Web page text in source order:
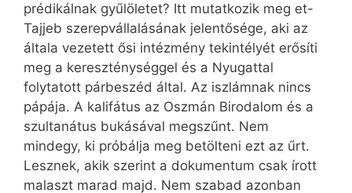
prédikálnak gyűlöletet? Itt mutatkozik meg et-
Tajjeb szerepvállalásának jelentősége, aki az
általa vezetett ősi intézmény tekintélyét erősíti
meg a kereszténységgel és a Nyugattal
folytatott párbeszéd által. Az iszlámnak nincs
pápája. A kalifátus az Oszmán Birodalom és a
szultanátus bukásával megszűnt. Nem
mindegy, ki próbálja meg betölteni ezt az űrt.
Lesznek, akik szerint a dokumentum csak írott
malaszt marad majd. Nem szabad azonban